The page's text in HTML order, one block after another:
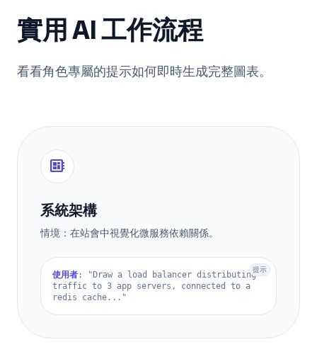
實用 AI 工作流程
看看角色專屬的提示如何即時生成完整圖表。
developer_board
系統架構
情境：在站會中視覺化微服務依賴關係。
提示
使用者 : "Draw a load balancer distributing
traffic to 3 app servers, connected to a
redis cache..."